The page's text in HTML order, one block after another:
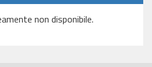
non disponibile.